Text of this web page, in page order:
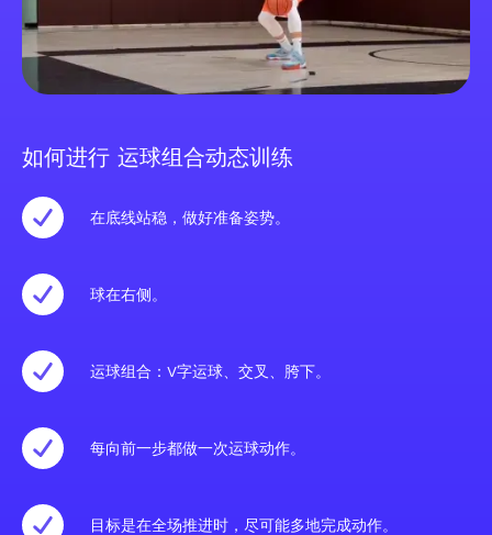
如何进行 运球组合动态训练
在底线站稳，做好准备姿势。
球在右侧。
运球组合：V字运球、交叉、胯下。
每向前一步都做一次运球动作。
目标是在全场推进时，尽可能多地完成动作。